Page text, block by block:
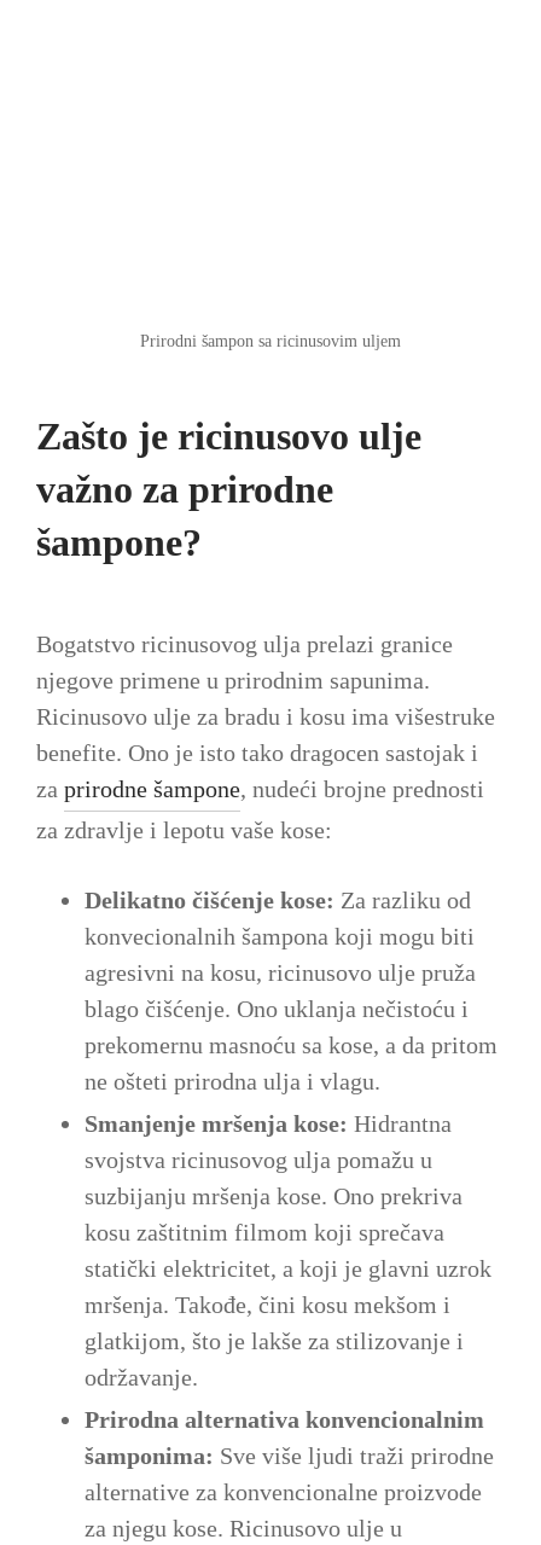
Prirodni šampon sa ricinusovim uljem
Zašto je ricinusovo ulje
važno za prirodne
šampone?
Bogatstvo ricinusovog ulja prelazi granice
njegove primene u prirodnim sapunima.
Ricinusovo ulje za bradu i kosu ima višestruke
benefite. Ono je isto tako dragocen sastojak i
za prirodne šampone, nudeći brojne prednosti
za zdravlje i lepotu vaše kose:
Delikatno čišćenje kose: Za razliku od
konvecionalnih šampona koji mogu biti
agresivni na kosu, ricinusovo ulje pruža
blago čišćenje. Ono uklanja nečistoću i
prekomernu masnoću sa kose, a da pritom
ne ošteti prirodna ulja i vlagu.
Smanjenje mršenja kose: Hidrantna
svojstva ricinusovog ulja pomažu u
suzbijanju mršenja kose. Ono prekriva
kosu zaštitnim filmom koji sprečava
statički elektricitet, a koji je glavni uzrok
mršenja. Takođe, čini kosu mekšom i
glatkijom, što je lakše za stilizovanje i
održavanje.
Prirodna alternativa konvencionalnim
šamponima: Sve više ljudi traži prirodne
alternative za konvencionalne proizvode
za njegu kose. Ricinusovo ulje u